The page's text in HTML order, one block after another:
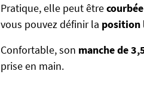
Pratique, elle peut être
vous pouvez définir la position
Confortable, son manche de
prise en main.